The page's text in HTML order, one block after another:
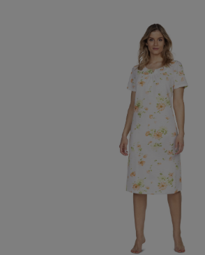
do koszyka